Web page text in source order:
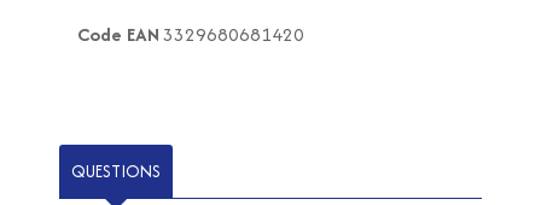
Code EAN3329680681420
QUESTIONS